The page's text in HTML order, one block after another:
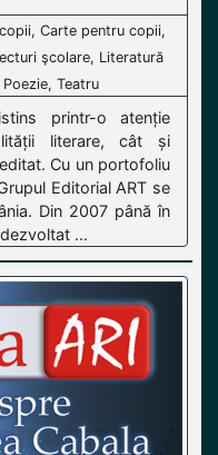
Carte pentru copii,
şcolare, Literatură
Teatru
printr-o atenție
literare, cât și
Cu un portofoliu
Editorial ART se
Din 2007 până în
...